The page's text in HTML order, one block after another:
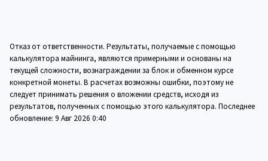
Отказ от ответственности. Результаты, получаемые с помощью
калькулятора майнинга, являются примерными и основаны на
текущей сложности, вознаграждении за блок и обменном курсе
конкретной монеты. В расчетах возможны ошибки, поэтому не
следует принимать решения о вложении средств, исходя из
результатов, полученных с помощью этого калькулятора. Последнее
обновление: 9 Авг 2026 0:40